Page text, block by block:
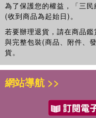
為了保護您的權益，「三民
(收到商品為起始日)。
若要辦理退貨，請在商品
與完整包裝(商品、附件、
貨。
網站導航 >>